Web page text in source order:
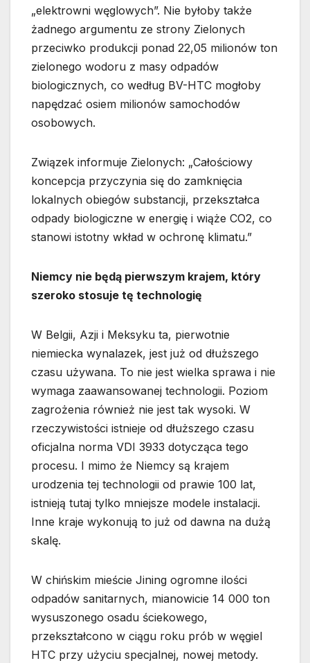
„elektrowni węglowych”. Nie byłoby także
żadnego argumentu ze strony Zielonych
przeciwko produkcji ponad 22,05 milionów ton
zielonego wodoru z masy odpadów
biologicznych, co według BV-HTC mogłoby
napędzać osiem milionów samochodów
osobowych.
Związek informuje Zielonych: „Całościowy
koncepcja przyczynia się do zamknięcia
lokalnych obiegów substancji, przekształca
odpady biologiczne w energię i wiąże CO2, co
stanowi istotny wkład w ochronę klimatu.”
Niemcy nie będą pierwszym krajem, który
szeroko stosuje tę technologię
W Belgii, Azji i Meksyku ta, pierwotnie
niemiecka wynalazek, jest już od dłuższego
czasu używana. To nie jest wielka sprawa i nie
wymaga zaawansowanej technologii. Poziom
zagrożenia również nie jest tak wysoki. W
rzeczywistości istnieje od dłuższego czasu
oficjalna norma VDI 3933 dotycząca tego
procesu. I mimo że Niemcy są krajem
urodzenia tej technologii od prawie 100 lat,
istnieją tutaj tylko mniejsze modele instalacji.
Inne kraje wykonują to już od dawna na dużą
skalę.
W chińskim mieście Jining ogromne ilości
odpadów sanitarnych, mianowicie 14 000 ton
wysuszonego osadu ściekowego,
przekształcono w ciągu roku prób w węgiel
HTC przy użyciu specjalnej, nowej metody.